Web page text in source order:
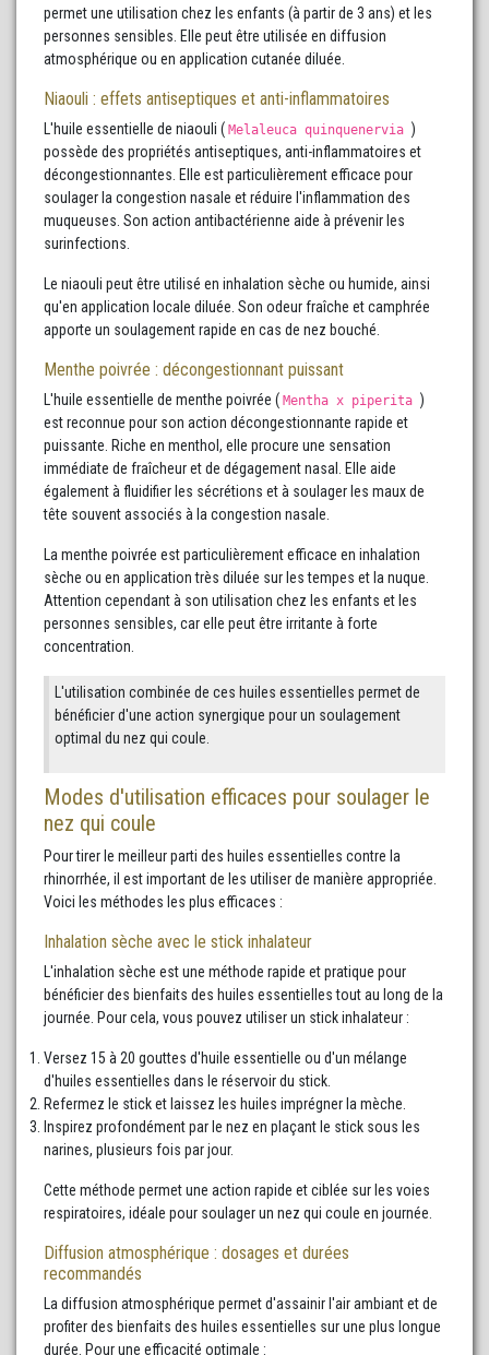
permet une utilisation chez les enfants (à partir de 3 ans) et les
personnes sensibles. Elle peut être utilisée en diffusion
atmosphérique ou en application cutanée diluée.
Niaouli : effets antiseptiques et anti-inflammatoires
L'huile essentielle de niaouli ( Melaleuca quinquenervia )
possède des propriétés antiseptiques, anti-inflammatoires et
décongestionnantes. Elle est particulièrement efficace pour
soulager la congestion nasale et réduire l'inflammation des
muqueuses. Son action antibactérienne aide à prévenir les
surinfections.
Le niaouli peut être utilisé en inhalation sèche ou humide, ainsi
qu'en application locale diluée. Son odeur fraîche et camphrée
apporte un soulagement rapide en cas de nez bouché.
Menthe poivrée : décongestionnant puissant
L'huile essentielle de menthe poivrée ( Mentha x piperita )
est reconnue pour son action décongestionnante rapide et
puissante. Riche en menthol, elle procure une sensation
immédiate de fraîcheur et de dégagement nasal. Elle aide
également à fluidifier les sécrétions et à soulager les maux de
tête souvent associés à la congestion nasale.
La menthe poivrée est particulièrement efficace en inhalation
sèche ou en application très diluée sur les tempes et la nuque.
Attention cependant à son utilisation chez les enfants et les
personnes sensibles, car elle peut être irritante à forte
concentration.
L'utilisation combinée de ces huiles essentielles permet de
bénéficier d'une action synergique pour un soulagement
optimal du nez qui coule.
Modes d'utilisation efficaces pour soulager le
nez qui coule
Pour tirer le meilleur parti des huiles essentielles contre la
rhinorrhée, il est important de les utiliser de manière appropriée.
Voici les méthodes les plus efficaces :
Inhalation sèche avec le stick inhalateur
L'inhalation sèche est une méthode rapide et pratique pour
bénéficier des bienfaits des huiles essentielles tout au long de la
journée. Pour cela, vous pouvez utiliser un stick inhalateur :
Versez 15 à 20 gouttes d'huile essentielle ou d'un mélange
d'huiles essentielles dans le réservoir du stick.
Refermez le stick et laissez les huiles imprégner la mèche.
Inspirez profondément par le nez en plaçant le stick sous les
narines, plusieurs fois par jour.
Cette méthode permet une action rapide et ciblée sur les voies
respiratoires, idéale pour soulager un nez qui coule en journée.
Diffusion atmosphérique : dosages et durées
recommandés
La diffusion atmosphérique permet d'assainir l'air ambiant et de
profiter des bienfaits des huiles essentielles sur une plus longue
durée. Pour une efficacité optimale :